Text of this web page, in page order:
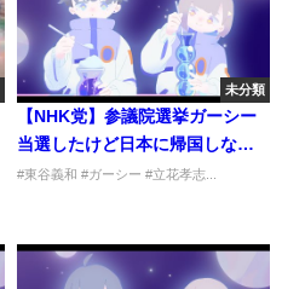
未分類
【NHK党】参議院選挙ガーシー
当選したけど日本に帰国しな
い。国会には出ません。
#東谷義和 #ガーシー #立花孝志...